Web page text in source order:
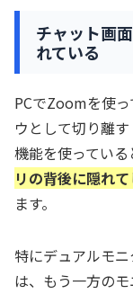
チャット画
れている
PCでZoomを使
ウとして切り離
機能を使っている
リの背後に隠れ
ます。
特にデュアルモ
は、もう一方の